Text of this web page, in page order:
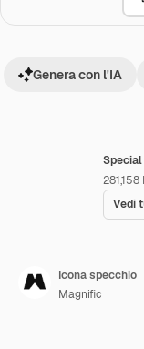
281,158
Vedi
Genera con l'IA
Icona specchio
Magnific